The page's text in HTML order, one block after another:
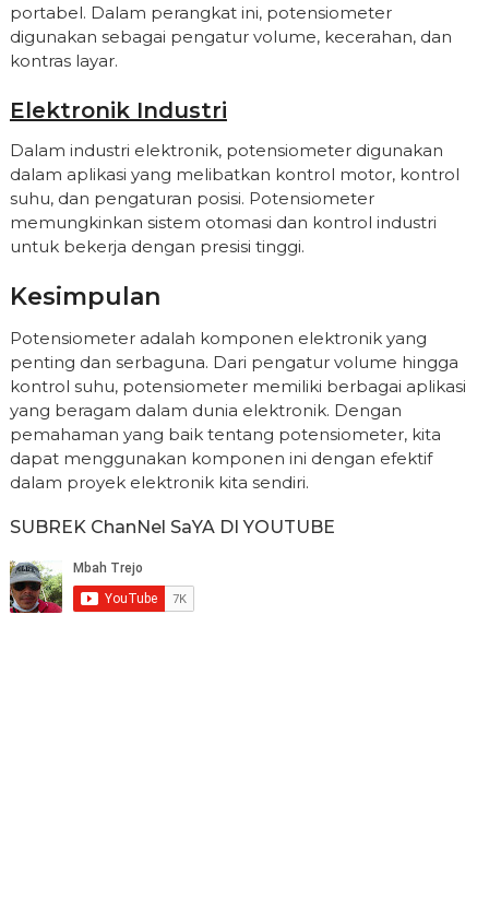
portabel. Dalam perangkat ini, potensiometer
digunakan sebagai pengatur volume, kecerahan, dan
kontras layar.
Elektronik Industri
Dalam industri elektronik, potensiometer digunakan
dalam aplikasi yang melibatkan kontrol motor, kontrol
suhu, dan pengaturan posisi. Potensiometer
memungkinkan sistem otomasi dan kontrol industri
untuk bekerja dengan presisi tinggi.
Kesimpulan
Potensiometer adalah komponen elektronik yang
penting dan serbaguna. Dari pengatur volume hingga
kontrol suhu, potensiometer memiliki berbagai aplikasi
yang beragam dalam dunia elektronik. Dengan
pemahaman yang baik tentang potensiometer, kita
dapat menggunakan komponen ini dengan efektif
dalam proyek elektronik kita sendiri.
SUBREK ChanNel SaYA DI YOUTUBE